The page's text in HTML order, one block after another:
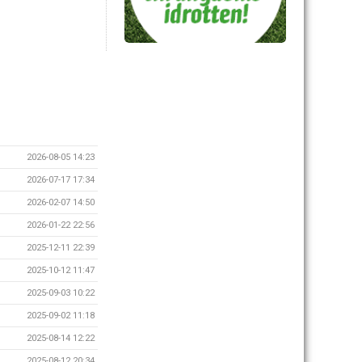
2026-08-05 14:23
2026-07-17 17:34
2026-02-07 14:50
2026-01-22 22:56
2025-12-11 22:39
2025-10-12 11:47
2025-09-03 10:22
2025-09-02 11:18
2025-08-14 12:22